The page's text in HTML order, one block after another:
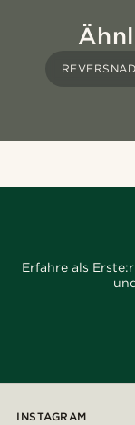
Erfahre als
INSTAGRAM